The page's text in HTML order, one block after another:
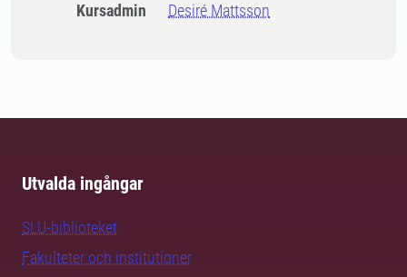
Kursadmin Desiré Mattsson
Utvalda ingångar
SLU-biblioteket
Fakulteter och institutioner